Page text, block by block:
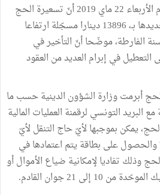
وأفاد خلال ندوة صحفية يوم الأربعاء 22 ماي 2019 أنّ تسعيرة الحج
لموسم 2019/1440 قد تمّ تحديدها بـ، 13896 دينارا مسجّلة ارتفاعا
بالسنة الفارطة، موضّحا أنّ التأخير في
التعطيل في إبرام العديد من العقود
أبرمت وزارة الشؤون الدينية حسب ما
البريد التونسي لرقمنة العمليات المالية
يمكن بموجبها لأيّ حاج التنقل لأيّ
والحصول على بطاقة يتم اعتمادها في
وذلك تفاديا لإمكانية ضياع الأموال أو
إلى 21 جوان القادم.